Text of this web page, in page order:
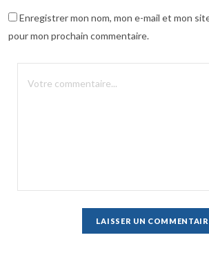
Enregistrer mon nom, mon e-mail et mon
pour mon prochain commentaire.